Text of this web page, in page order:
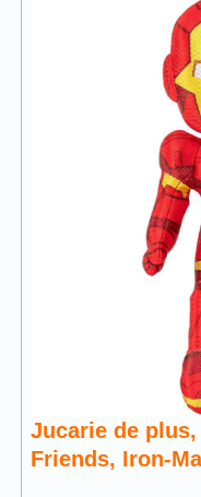
Jucarie de
Friends, Iron-